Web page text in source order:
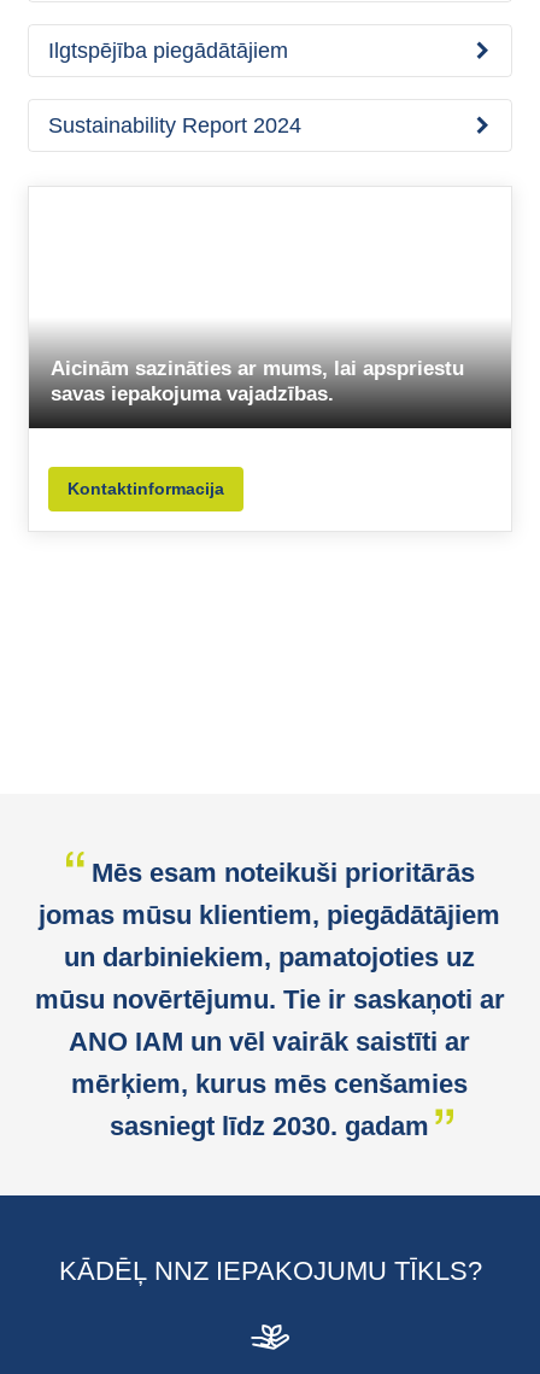
Ilgtspējība piegādātājiem
Sustainability Report 2024
Aicinām sazināties ar mums, lai apspriestu
savas iepakojuma vajadzības.
Kontaktinformacija
Mēs esam noteikuši prioritārās
jomas mūsu klientiem, piegādātājiem
un darbiniekiem, pamatojoties uz
mūsu novērtējumu. Tie ir saskaņoti ar
ANO IAM un vēl vairāk saistīti ar
mērķiem, kurus mēs cenšamies
sasniegt līdz 2030. gadam
KĀDĒĻ NNZ IEPAKOJUMU TĪKLS?